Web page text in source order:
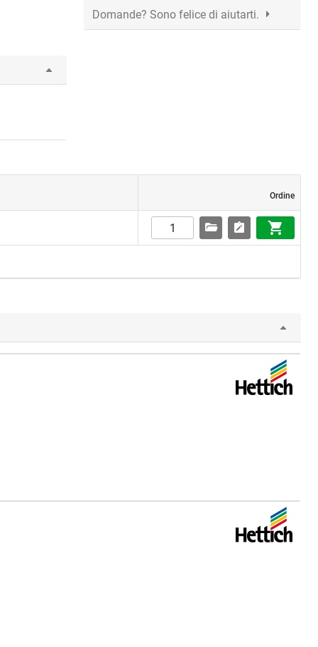
Domande? Sono felice di aiutarti.
Ordine